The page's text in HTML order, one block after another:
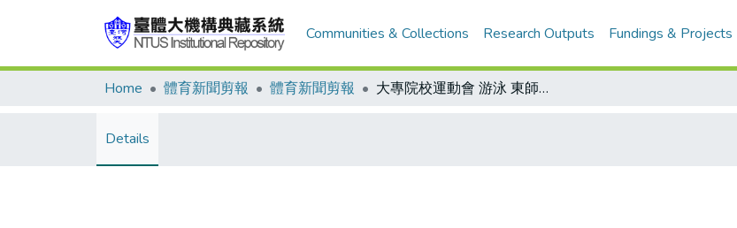
Communities & Collections Research Outputs Fundings & Projects
Home 體育新聞剪報 體育新聞剪報 大專院校運動會 游泳 東師怒吼咬下兩龍頭 四天23項破大會 徐嘉嶸、江毓琪雌雄雙傑/大運會總成績表/熱門話題 教練有「心」選手有「氣 」王惠珍勝利的本錢
Details